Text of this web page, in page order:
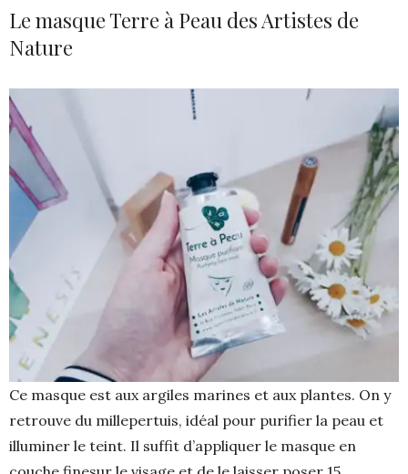
Le masque Terre à Peau des Artistes de
Nature
Ce masque est aux argiles marines et aux plantes. On y
retrouve du millepertuis, idéal pour purifier la peau et
illuminer le teint. Il suffit d’appliquer le masque en